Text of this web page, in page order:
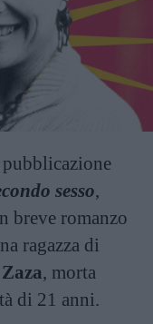
sesso,
breve romanzo
ragazza di
Zaza, morta
di 21 anni.